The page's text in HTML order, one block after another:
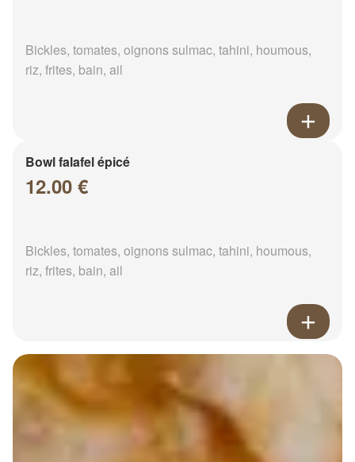
Bickles, tomates, oignons sulmac, tahini, houmous,
riz, frites, bain, ail
Bowl falafel épicé
12.00 €
Bickles, tomates, oignons sulmac, tahini, houmous,
riz, frites, bain, ail